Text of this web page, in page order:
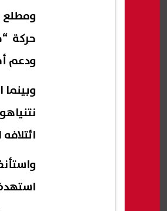
ومطلع
ودعم